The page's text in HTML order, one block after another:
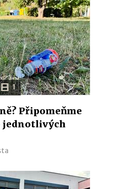
1
Připomeňme
jednotlivých